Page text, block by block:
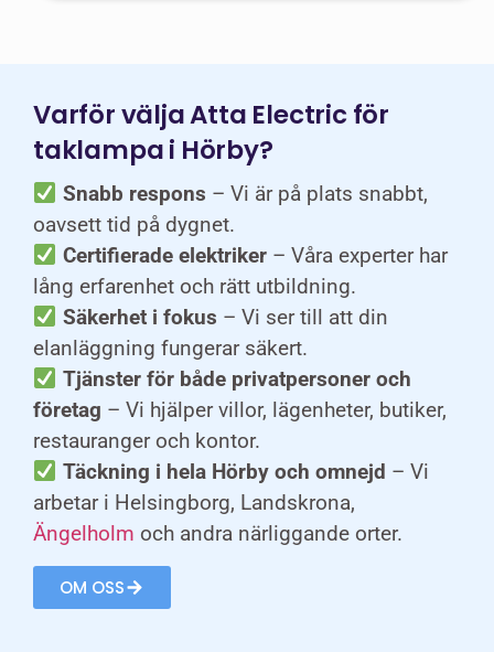
Varför välja Atta Electric för
taklampa i Hörby?
Snabb respons – Vi är på plats snabbt,
oavsett tid på dygnet.
Certifierade elektriker– Våra experter har
lång erfarenhet och rätt utbildning.
Säkerhet i fokus – Vi ser till att din
elanläggning fungerar säkert.
Tjänster för både privatpersoner och
företag – Vi hjälper villor, lägenheter, butiker,
restauranger och kontor.
Täckning i hela Hörby och omnejd – Vi
arbetar i Helsingborg, Landskrona,
Ängelholm och andra närliggande orter.
OM OSS